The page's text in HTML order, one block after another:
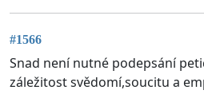
#1566
Snad není nutné podepsání
záležitost svědomí,soucitu a